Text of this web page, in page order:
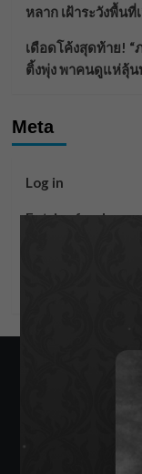
หลาก เฝ้าระวังพื้นที่
เดือดโค้งสุดท้าย! “
ติ้งพุ่ง พาคนดูแห่ลุ้น
Meta
Log in
Entries feed